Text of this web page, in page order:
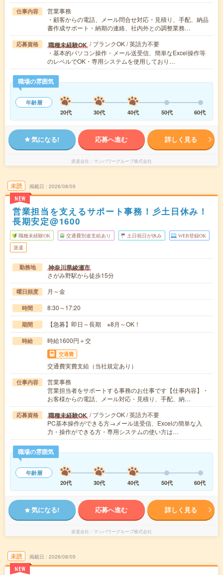
仕事内容
営業事務
・顧客からの電話、メール問合せ対応・見積り、手配、納品
書作成サポート・納期の連絡、社内外との調整業務…
応募資格 職種未経験OK / ブランクOK / 英語力不要
・基本的パソコン操作・メール送受信、簡単なExcel操作等
のレベルでOK・専用システムを使用しており…
職場の雰囲気
年齢層
20代
30代 40代 50代 60代
気になる! 応募へ進む 詳しく見る
派遣会社 マンパワーグループ株式会社
未読
NEW
掲載日 2026/08/05
営業担当を支えるサポート事務！彡土日休み！
長期安定@1600
職種未経験OK 交通費別途支給あり 土日祝日が休み WEB登録OK
派遣
勤務地 神奈川県綾瀬市
さがみ野駅から徒歩15分
曜日頻度 月～金
時間 8:30～17:20
期間 【急募】即日～長期 ※8月～OK！
時給 時給1600円＋交
交通費
交通費実費支給（当社規定あり）
仕事内容
営業事務
営業担当者をサポートする事務のお仕事です【仕事内容】・
お客様からの電話、メール対応・見積り、手配、納…
応募資格 職種未経験OK / ブランクOK / 英語力不要
PC基本操作ができる方→メール送受信、Excelの簡単な入
力・操作ができる方・専用システムの使い方は…
職場の雰囲気
年齢層
20代
30代 40代 50代 60代
気になる! 応募へ進む 詳しく見る
派遣会社 マンパワーグループ株式会社
未読
NEW
掲載日 2026/08/05